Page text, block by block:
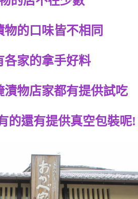
物的口味皆不相同
各家的拿手好料
漬物店家都有提供試吃
的還有提供真空包裝呢!